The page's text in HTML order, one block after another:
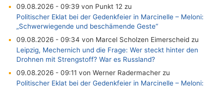
09.08.2026 - 09:39 von Punkt 12 zu
Politischer Eklat bei der Gedenkfeier in Marcinelle – Meloni:
„Schwerwiegende und beschämende Geste“
09.08.2026 - 09:34 von Marcel Scholzen Eimerscheid zu
Leipzig, Mechernich und die Frage: Wer steckt hinter den
Drohnen mit Strengstoff? War es Russland?
09.08.2026 - 09:11 von Werner Radermacher zu
Politischer Eklat bei der Gedenkfeier in Marcinelle – Meloni: